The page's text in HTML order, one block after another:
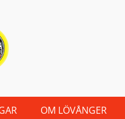
OM LÖVÅNGER